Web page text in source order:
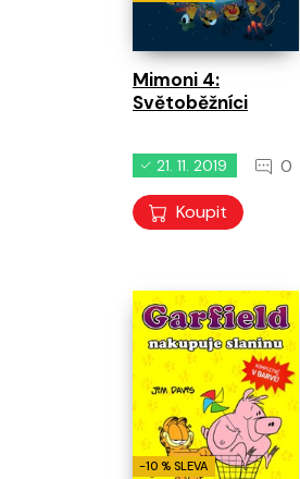
Mimoni 4:
Světoběžníci
21. 11. 2019
0
Koupit
-10 % SLEVA